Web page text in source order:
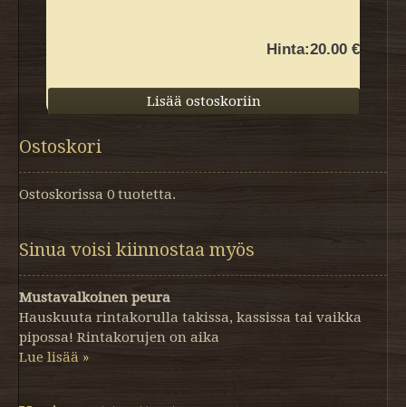
Hinta:20.00 €
Ostoskori
Ostoskorissa 0 tuotetta.
Sinua voisi kiinnostaa myös
Mustavalkoinen peura
Hauskuuta rintakorulla takissa, kassissa tai vaikka
pipossa! Rintakorujen on aika
Lue lisää »